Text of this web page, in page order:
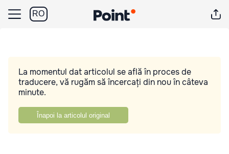
RO
La momentul dat articolul se află în proces de
traducere, vă rugăm să încercați din nou în câteva
minute.
Înapoi la articolul original